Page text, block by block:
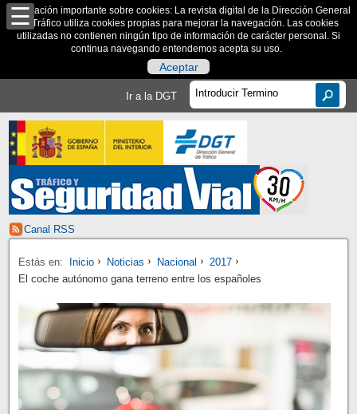
Información importante sobre cookies: La revista digital de la Dirección General
de Tráfico utiliza cookies propias para mejorar la navegación. Las cookies
utilizadas no contienen ningún tipo de información de carácter personal. Si
continua navegando entendemos acepta su uso.
Aceptar
Ir a la DGT
Canal RSS
Estás en: Inicio Noticias Nacional
2017
El coche autónomo gana terreno entre los españoles